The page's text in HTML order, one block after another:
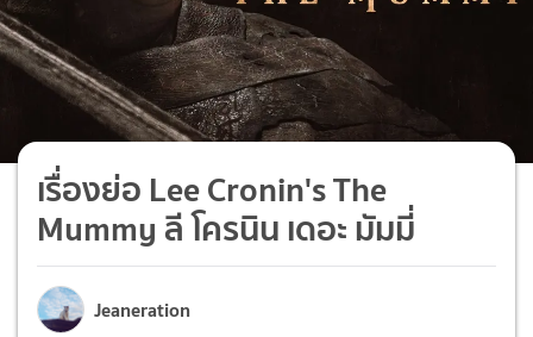
เรื่องย่อ Lee Cronin's The
Mummy ลี โครนิน เดอะ มัมมี่
Jeaneration